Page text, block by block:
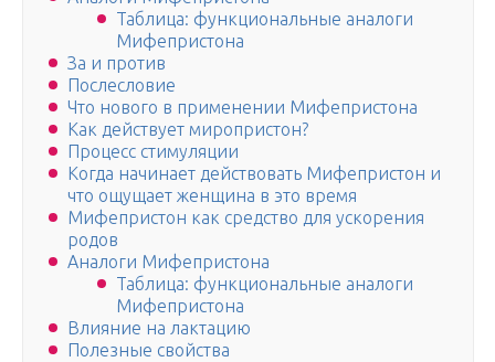
Таблица: функциональные аналоги
Мифепристона
За и против
Послесловие
Что нового в применении Мифепристона
Как действует миропристон?
Процесс стимуляции
Когда начинает действовать Мифепристон и
что ощущает женщина в это время
Мифепристон как средство для ускорения
родов
Аналоги Мифепристона
Таблица: функциональные аналоги
Мифепристона
Влияние на лактацию
Полезные свойства